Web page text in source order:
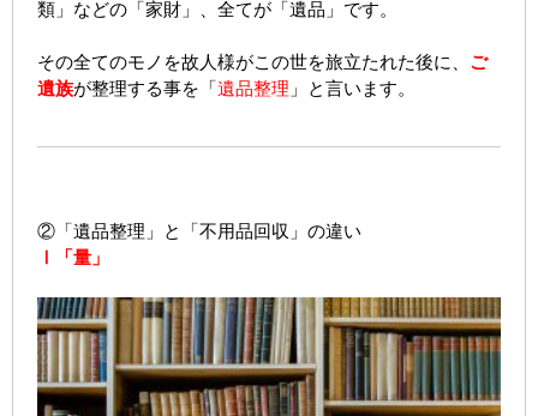
類」などの「家財」、全てが「遺品」です。
その全てのモノを故人様がこの世を旅立たれた後に、 ご
遺族が整理する事を「遺品整理 」と言います。
②「遺品整理」と「不用品回収」の違い
Ⅰ「量」